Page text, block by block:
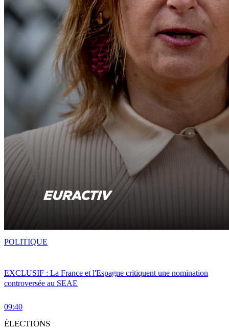
EXCLUSIF : La France et l'Espagne critiquent une nomination
controversée au SEAE
09:40
POLITIQUE
ÉLECTIONS